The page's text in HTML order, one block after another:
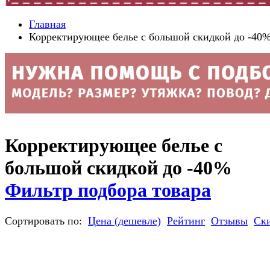
Главная
Корректирующее белье с большой скидкой до -
Корректирующее белье с
большой скидкой до -40%
Фильтр подбора товара
Сортировать по: Цена (дешевле) Рейтинг Отзывы